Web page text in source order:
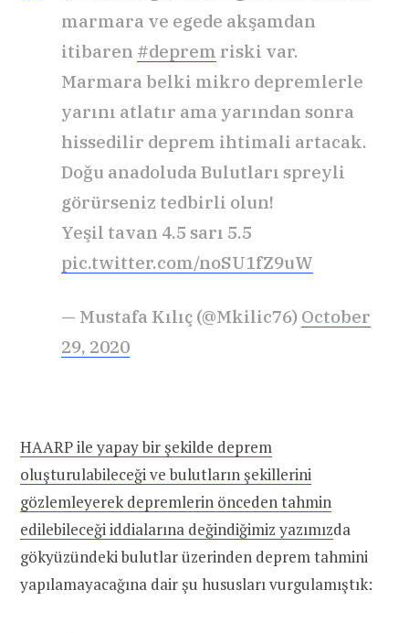
marmara ve egede akşamdan
itibaren #deprem riski var.
Marmara belki mikro depremlerle
yarını atlatır ama yarından sonra
hissedilir deprem ihtimali artacak.
Doğu anadoluda Bulutları spreyli
görürseniz tedbirli olun!
Yeşil tavan 4.5 sarı 5.5
pic.twitter.com/noSU1fZ9uW
— Mustafa Kılıç (@Mkilic76) October
29, 2020
HAARP ile yapay bir şekilde deprem
oluşturulabileceği ve bulutların şekillerini
gözlemleyerek depremlerin önceden tahmin
edilebileceği iddialarına değindiğimiz yazımızda
gökyüzündeki bulutlar üzerinden deprem tahmini
yapılamayacağına dair şu hususları vurgulamıştık: